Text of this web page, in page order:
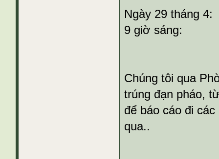
Ngày 29 tháng 4:
9 giờ sáng:
Chúng tôi qua
trúng đạn pháo,
để báo cáo đi
qua..